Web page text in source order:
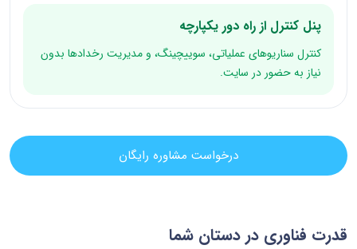
پنل کنترل از راه دور یکپارچه
کنترل سناریوهای عملیاتی، سوییچینگ، و مدیریت رخدادها بدون
نیاز به حضور در سایت.
درخواست مشاوره رایگان
قدرت فناوری در دستان شما